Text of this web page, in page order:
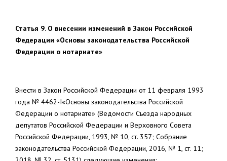
Статья 9. О внесении изменений в Закон Российской
Федерации «Основы законодательства Российской
Федерации о нотариате»
Внести в Закон Российской Федерации от 11 февраля 1993
года № 4462-I«Основы законодательства Российской
Федерации о нотариате» (Ведомости Съезда народных
депутатов Российской Федерации и Верховного Совета
Российской Федерации, 1993, № 10, ст. 357; Собрание
законодательства Российской Федерации, 2016, № 1, ст. 11;